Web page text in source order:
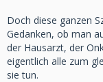
Doch diese ganzen
Gedanken, ob man
der Hausarzt, der
eigentlich alle zum
sie tun.